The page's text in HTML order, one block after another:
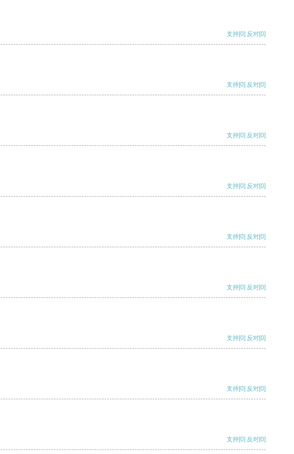
支持[0] 反对[0]
支持[0] 反对[0]
支持[0] 反对[0]
支持[0] 反对[0]
支持[0] 反对[0]
支持[0] 反对[0]
支持[0] 反对[0]
支持[0] 反对[0]
支持[0] 反对[0]